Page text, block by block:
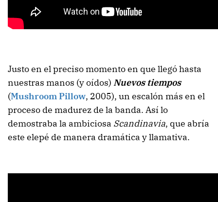
Justo en el preciso momento en que llegó hasta
nuestras manos (y oídos) Nuevos tiempos
(Mushroom Pillow, 2005), un escalón más en el
proceso de madurez de la banda. Así lo
demostraba la ambiciosa Scandinavia, que abría
este elepé de manera dramática y llamativa.